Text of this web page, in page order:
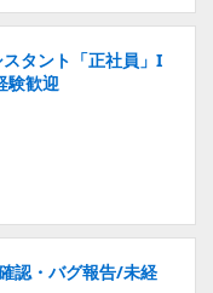
タント「正社員」I
験歓迎
認・バグ報告/未経